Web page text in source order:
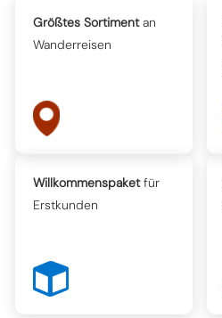
Größtes Sortimentan
Wanderreisen
Willkommenspaketfür
Erstkunden